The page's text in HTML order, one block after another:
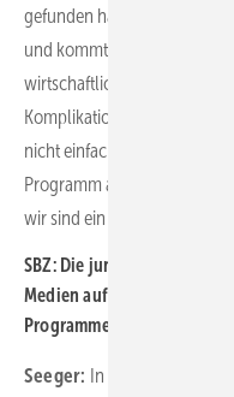
gefunden hat, hat mit hoher
und kommt unter
wirtschaftliche
Komplikationen anders. Das
nicht einfacher geworden.
Programm an. Wir nutzen
wir sind ein handwerklicher
SBZ: Die jungen Menschen
Medien auf. Gibt es dort
Programmen und
Seeger: In Social Media